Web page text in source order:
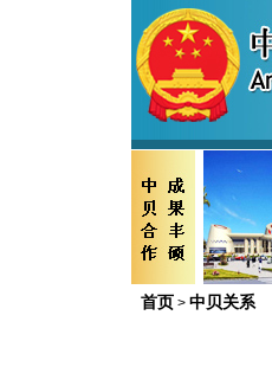
首页 > 中贝关系